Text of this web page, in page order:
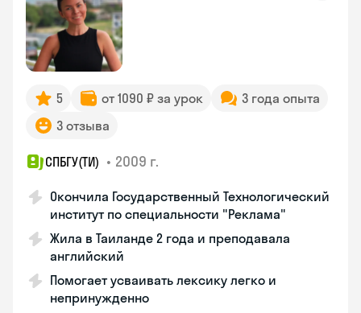
5 от 1090 ₽ за урок
3 года опыта
3 отзыва
СПБГУ(ТИ) • 2009 г.
Окончила Государственный Технологический
институт по специальности "Реклама"
Жила в Таиланде 2 года и преподавала
английский
Помогает усваивать лексику легко и
непринужденно